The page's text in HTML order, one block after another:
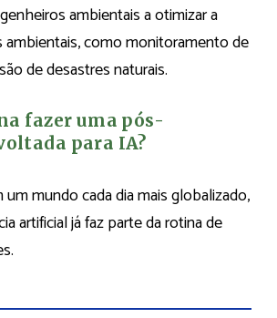
ambientais a otimizar a
ambientais, como monitoramento de
de desastres naturais.
fazer uma pós-
para IA?
um mundo cada dia mais globalizado,
artificial já faz parte da rotina de